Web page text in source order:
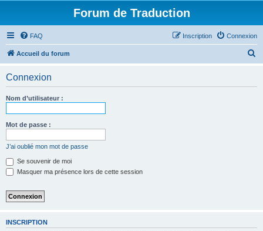
Forum de Traduction
FAQ Connexion
Inscription
Accueil du forum
Connexion
Nom d’utilisateur :
Mot de passe :
J’ai oublié mon mot de passe
Se souvenir de moi
Masquer ma présence lors de cette session
INSCRIPTION